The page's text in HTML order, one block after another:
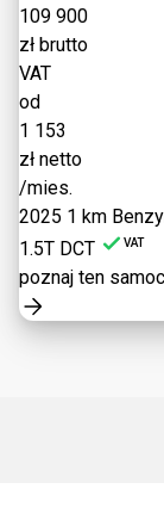
109 900
zł brutto
VAT
od
1 153
zł netto
/mies.
2025 1 km
1.5T DCT
VAT
poznaj ten